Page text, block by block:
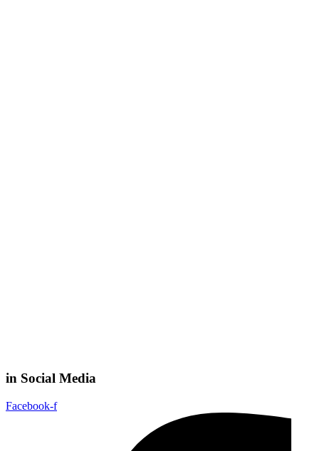
in Social Media
Facebook-f